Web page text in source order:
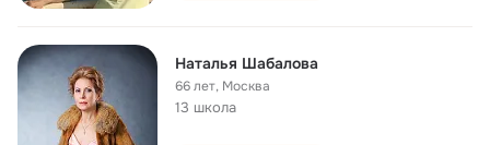
Наталья Шабалова
66 лет, Москва
13 школа